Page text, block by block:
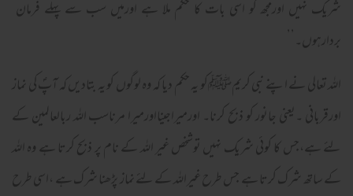
شریک نہیں اورمجھ کو اسی بات کا حکم ملا ہے اورمیں سب سے پہلے فرمان
بردارہوں۔’’
اللہ تعالی نے اپنے نبی کریمﷺکو یہ حکم دیا کہ وہ لوگوں کو یہ بتادیں کہ آپؐ کی نماز
اورقربانی ۔یعنی جانور کو ذبح کرنا۔ اورمیراجینااورمیرا مرناسب اللہ ربالعالمین کے
لئے ہے،جس کا کوئی شریک نہیں توشخص غیر اللہ کے نام پر ذبح کرتا ہے وہ اللہ
کے ساتھ شرک کرتا ہے جس طرح غیراللہ کے لئے نماز پڑھنا شرک ہے ،اسی طرح